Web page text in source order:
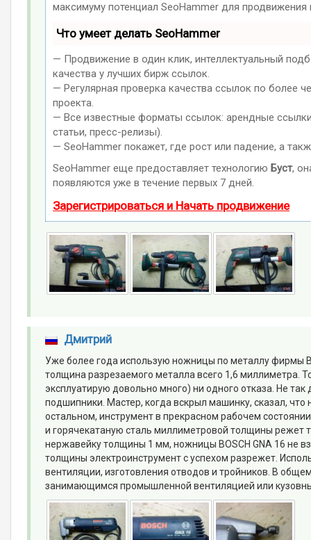
максимуму потенциал SeoHammer для продвижения
Что умеет делать SeoHammer
— Продвижение в один клик, интеллектуальный
качества у лучших бирж ссылок.
— Регулярная проверка качества ссылок по более
проекта.
— Все известные форматы ссылок: арендные
статьи, пресс-релизы).
— SeoHammer покажет, где рост или падение, а
SeoHammer еще предоставляет технологиюБуст,
появляются уже в течение первых 7 дней.
Зарегистрироваться и Начать продвижение
Дмитрий
Уже более года использую ножницы по металлу фирмы
толщина разрезаемого металла всего 1,6 миллиметра.
эксплуатирую довольно много) ни одного отказа. Не
подшипники. Мастер, когда вскрыл машинку, сказал,
остальном, инструмент в прекрасном рабочем
и горячекатаную сталь миллиметровой толщины режет
нержавейку толщины 1 мм, ножницы BOSСH GNA 16 не
толщины электроинструмент с успехом разрежет.
вентиляции, изготовления отводов и тройников. В
занимающимся промышленной вентиляцией или